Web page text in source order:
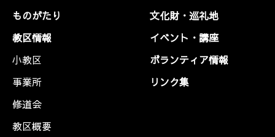
ものがたり
教区情報
小教区
事業所
修道会
教区概要
文化財・巡礼地
イベント・講座
ボランティア情報
リンク集